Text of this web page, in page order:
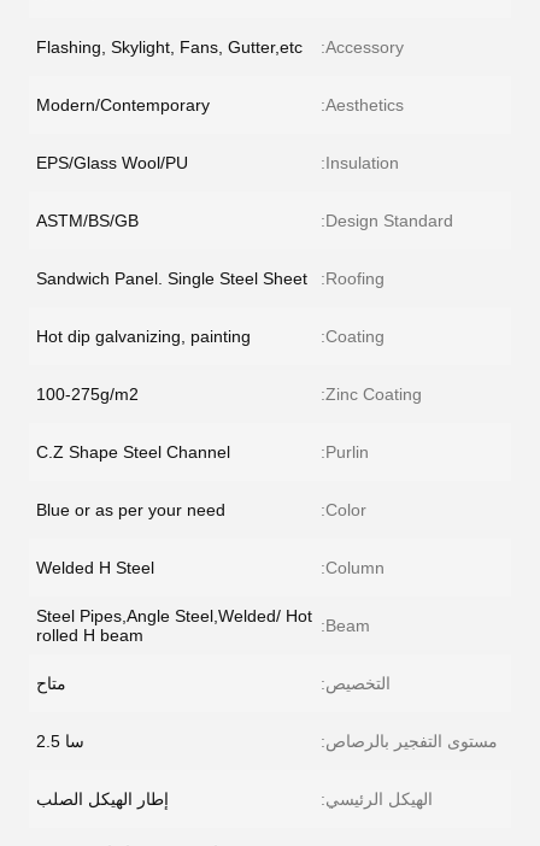
Accessory:
Flashing, Skylight, Fans, Gutter,etc
Aesthetics:
Modern/Contemporary
Insulation:
EPS/Glass Wool/PU
Design Standard:
ASTM/BS/GB
Roofing:
Sandwich Panel. Single Steel Sheet
Coating:
Hot dip galvanizing, painting
Zinc Coating:
100-275g/m2
Purlin:
C.Z Shape Steel Channel
Color:
Blue or as per your need
Column:
Welded H Steel
Beam:
Steel Pipes,Angle Steel,Welded/ Hot
rolled H beam
التخصيص: متاح
مستوى التفجير بالرصاص: سا 2.5
الهيكل الرئيسي: إطار الهيكل الصلب